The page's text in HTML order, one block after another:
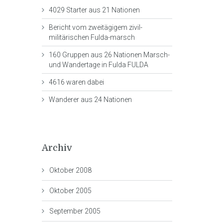
4029 Starter aus 21 Nationen
Bericht vom zweitägigem zivil-
militärischen Fulda-marsch
160 Gruppen aus 26 Nationen Marsch-
und Wandertage in Fulda FULDA
4616 waren dabei
Wanderer aus 24 Nationen
Archiv
Oktober 2008
Oktober 2005
September 2005